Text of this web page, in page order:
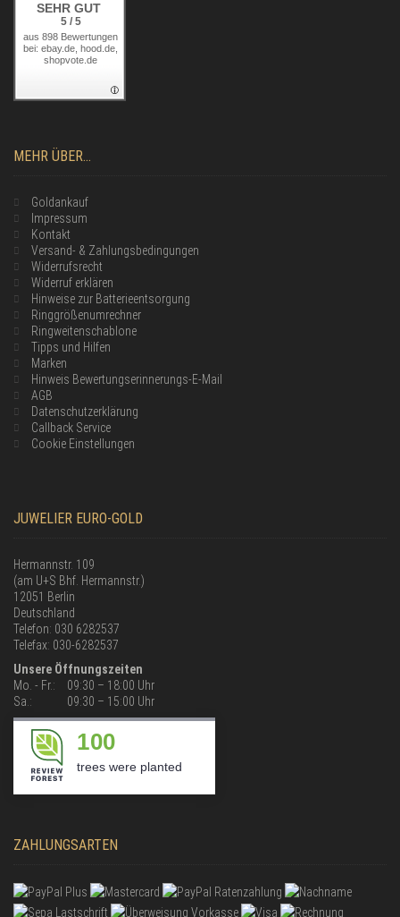
SEHR GUT
5 / 5
aus 898 Bewertungen
bei: ebay.de, hood.de,
shopvote.de
MEHR ÜBER...
Goldankauf
Impressum
Kontakt
Versand- & Zahlungsbedingungen
Widerrufsrecht
Widerruf erklären
Hinweise zur Batterieentsorgung
Ringgrößenumrechner
Ringweitenschablone
Tipps und Hilfen
Marken
Hinweis Bewertungserinnerungs-E-Mail
AGB
Datenschutzerklärung
Callback Service
Cookie Einstellungen
JUWELIER EURO-GOLD
Hermannstr. 109
(am U+S Bhf. Hermannstr.)
12051 Berlin
Deutschland
Telefon: 030 6282537
Telefax: 030-6282537
Unsere Öffnungszeiten
Mo. - Fr.:
09:30 – 18:00 Uhr
Sa.:
09:30 – 15:00 Uhr
100
trees were planted
ZAHLUNGSARTEN